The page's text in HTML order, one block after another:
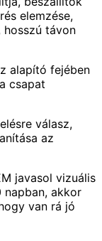
elemzése,
hosszú távon
alapító fejében
csapat
válasz,
az
javasol vizuális
akkor
van rá jó